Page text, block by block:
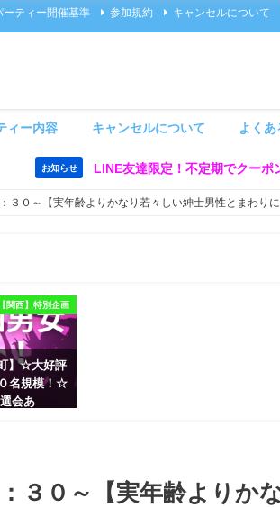
ーティー開催基準 参加規約 キャンセルについて
ィー内容 キャンセルについて よく
お知らせ LINE友達限定！不定期でクーポ
３０～【実年齢よりかなり若々しい紳士男性とまわり
関西】特別企画
】☆大好評
名規模！☆
会あ
３０～【実年齢よりか